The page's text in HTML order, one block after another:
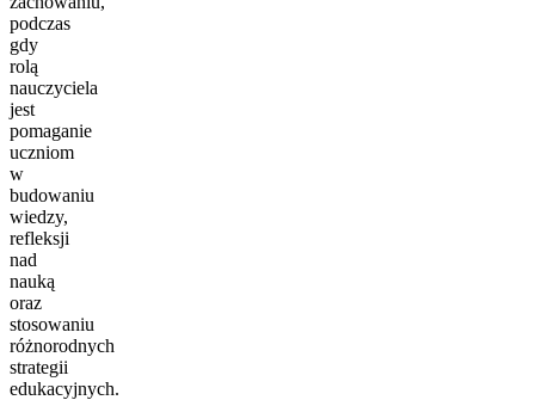
podczas
gdy
rolą
nauczyciela
jest
pomaganie
uczniom
w
budowaniu
wiedzy,
refleksji
nad
nauką
oraz
stosowaniu
różnorodnych
strategii
edukacyjnych.